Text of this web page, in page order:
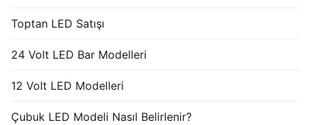
Toptan LED Satışı
24 Volt LED Bar Modelleri
12 Volt LED Modelleri
Çubuk LED Modeli Nasıl Belirlenir?